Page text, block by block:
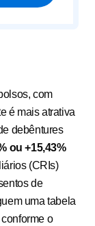
com
é mais atrativa
debêntures
ou +15,43%
(CRIs)
de
uma tabela
o